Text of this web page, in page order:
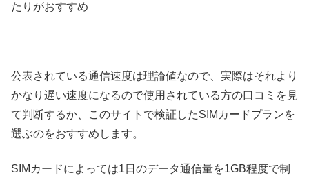
たりがおすすめ
公表されている通信速度は理論値なので、実際はそれより
かなり遅い速度になるので使用されている方の口コミを見
て判断するか、このサイトで検証したSIMカードプランを
選ぶのをおすすめします。
SIMカードによっては1日のデータ通信量を1GB程度で制